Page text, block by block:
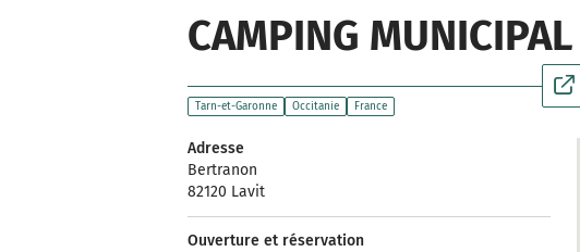
CAMPING MUNICIPAL
Tarn-et-Garonne Occitanie France
Adresse
Bertranon
82120 Lavit
Ouverture et réservation